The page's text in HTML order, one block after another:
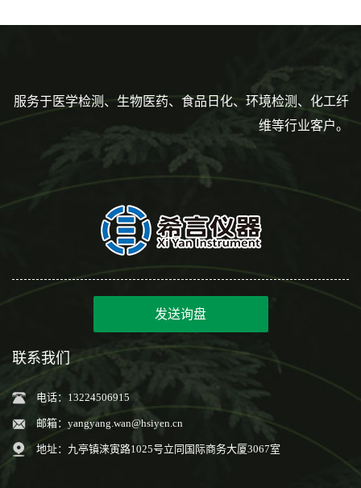
服务于医学检测、生物医药、食品日化、环境检测、化工纤
维等行业客户。
发送询盘
联系我们
电话：13224506915
邮箱： yangyang.wan@hsiyen.cn
地址：九亭镇涞寅路1025号立同国际商务大厦3067室